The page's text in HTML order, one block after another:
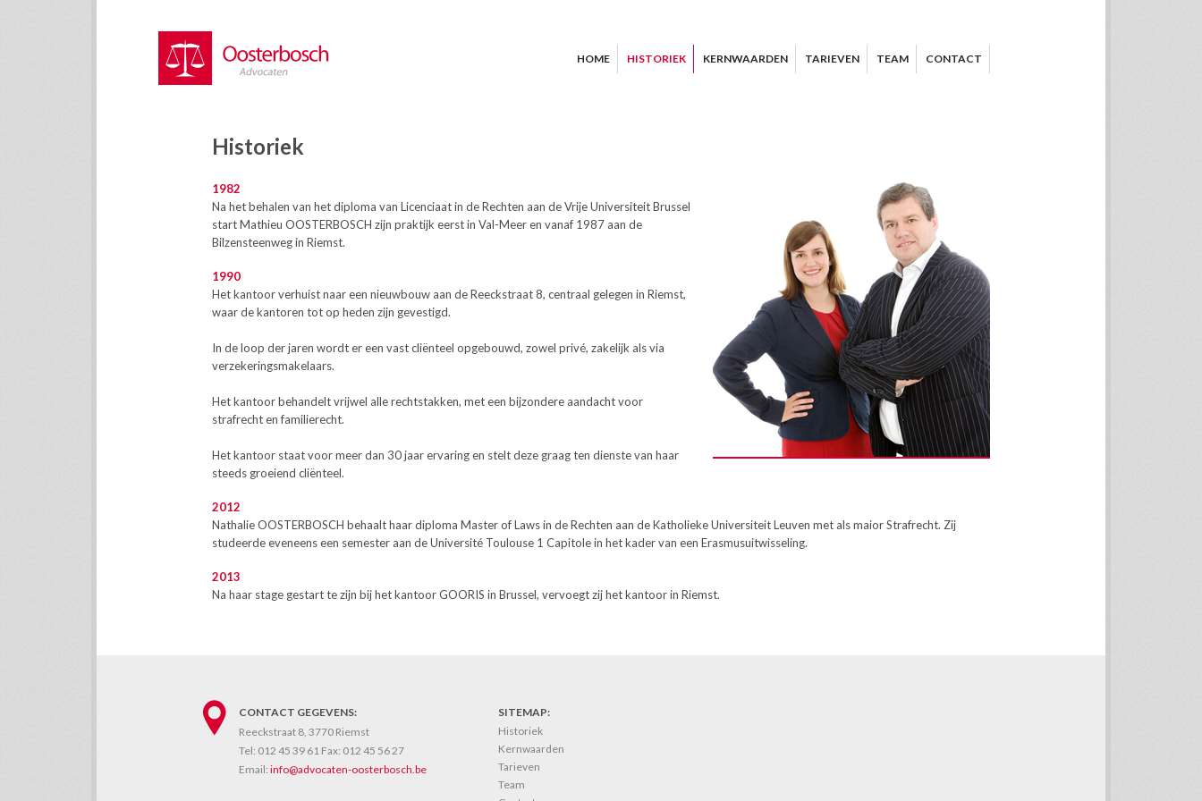
HOME HISTORIEK KERNWAARDEN TARIEVEN TEAM CONTACT
Historiek
1982
Na het behalen van het diploma van Licenciaat in de Rechten aan de Vrije Universiteit Brussel
start Mathieu OOSTERBOSCH zijn praktijk eerst in Val-Meer en vanaf 1987 aan de
Bilzensteenweg in Riemst.
1990
Het kantoor verhuist naar een nieuwbouw aan de Reeckstraat 8, centraal gelegen in Riemst,
waar de kantoren tot op heden zijn gevestigd.
In de loop der jaren wordt er een vast cliënteel opgebouwd, zowel privé, zakelijk als via
verzekeringsmakelaars.
Het kantoor behandelt vrijwel alle rechtstakken, met een bijzondere aandacht voor
strafrecht en familierecht.
Het kantoor staat voor meer dan 30 jaar ervaring en stelt deze graag ten dienste van haar
steeds groeiend cliënteel.
2012
Nathalie OOSTERBOSCH behaalt haar diploma Master of Laws in de Rechten aan de Katholieke Universiteit Leuven met als maior Strafrecht. Zij
studeerde eveneens een semester aan de Université Toulouse 1 Capitole in het kader van een Erasmusuitwisseling.
2013
Na haar stage gestart te zijn bij het kantoor GOORIS in Brussel, vervoegt zij het kantoor in Riemst.
CONTACT GEGEVENS:
Reeckstraat 8, 3770 Riemst
Tel: 012 45 39 61 Fax: 012 45 56 27
Email: info@advocaten-oosterbosch.be
SITEMAP:
Historiek
Kernwaarden
Tarieven
Team